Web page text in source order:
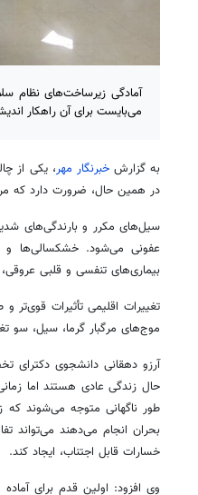
آمادگی زیرساخت‌های نظام
می‌بایست برای آن راهکار
به گزارش خبرنگار مهر، یکی از
در همین حال، ضرورت دارد که
سیل‌های مکرر و بارندگی‌های
عفونی می‌شود. خشکسالی‌ها و
بیماری‌های تنفسی و قلبی
تغییرات اقلیمی تأثیرات قوی‌تر
موج‌های مرگبار گرما، سیل، سو
آرزو دهقانی دانشجوی دکترای
حال زندگی عادی هستند اما
طور ناگهانی متوجه می‌شوند که
بحران انجام می‌دهند می‌تواند
خسارات قابل اجتناب، ایجاد کند.
وی افزود: اولین قدم برای